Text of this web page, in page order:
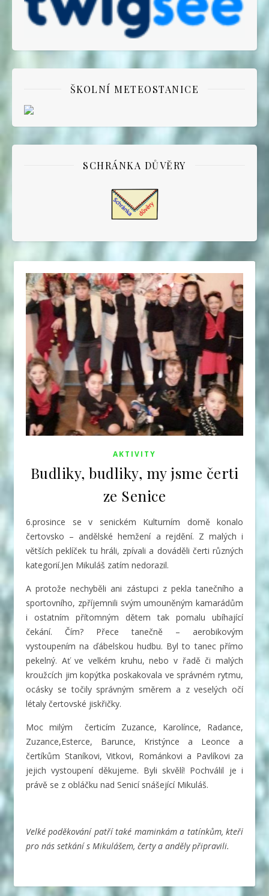
ŠKOLNÍ METEOSTANICE
SCHRÁNKA DŮVĚRY
AKTIVITY
Budliky, budliky, my jsme čerti
ze Senice
6.prosince se v senickém Kulturním domě konalo
čertovsko – andělské hemžení a rejdění. Z malých i
větších peklíček tu hráli, zpívali a dováděli čerti různých
kategorií.Jen Mikuláš zatím nedorazil.
A protože nechyběli ani zástupci z pekla tanečního a
sportovního, zpříjemnili svým umouněným kamarádům
i ostatním přítomným dětem tak pomalu ubíhající
čekání. Čím? Přece tanečně – aerobikovým
vystoupením na ďábelskou hudbu. Byl to tanec přímo
pekelný. Ať ve velkém kruhu, nebo v řadě či malých
kroužcích jim kopýtka poskakovala ve správném rytmu,
ocásky se točily správným směrem a z veselých očí
létaly čertovské jiskřičky.
Moc milým čerticím Zuzance, Karolínce, Radance,
Zuzance,Esterce, Barunce, Kristýnce a Leonce a
čertíkům Staníkovi, Vitkovi, Románkovi a Pavlíkovi za
jejich vystoupení děkujeme. Byli skvělí! Pochválil je i
právě se z obláčku nad Senicí snášející Mikuláš.
Velké poděkování patří také maminkám a tatínkům, kteří
pro nás setkání s Mikulášem, čerty a anděly připravili.